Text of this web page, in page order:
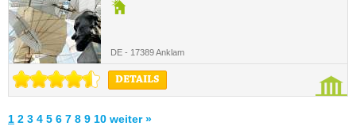
DE - 17389 Anklam
DETAILS
1 2 3 4 5 6 7 8 9 10 weiter »